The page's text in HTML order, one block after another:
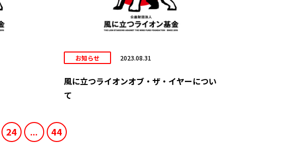
お知らせ 2023.08.31
風に立つライオンオブ・ザ・イヤーについ
て
24 ... 44